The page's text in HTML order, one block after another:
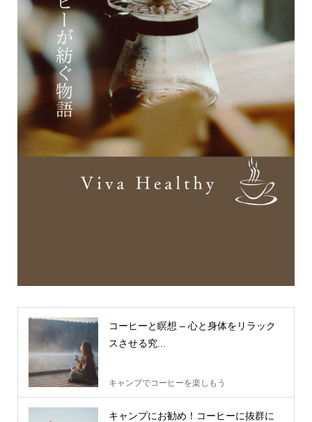
コーヒーと瞑想 – 心と身体をリラック
スさせる究...
キャンプでコーヒーを楽しもう
キャンプにお勧め！コーヒーに抜群に